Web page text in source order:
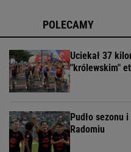
POLECAMY
Uciekał 37
"królewskim"
Pudło sezonu
Radomiu